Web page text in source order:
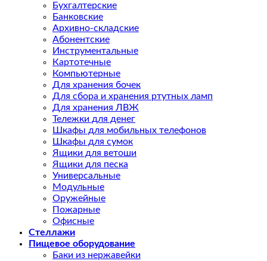
Бухгалтерские
Банковские
Архивно-складские
Абонентские
Инструментальные
Картотечные
Компьютерные
Для хранения бочек
Для сбора и хранения ртутных ламп
Для хранения ЛВЖ
Тележки для денег
Шкафы для мобильных телефонов
Шкафы для сумок
Ящики для ветоши
Ящики для песка
Универсальные
Модульные
Оружейные
Пожарные
Офисные
Стеллажи
Пищевое оборудование
Баки из нержавейки